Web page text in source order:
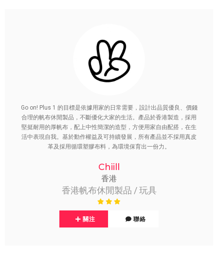
Go on! Plus 1 的目標是依據用家的日常需要，設計出品質優良、價錢
合理的帆布休閒製品，不斷優化大家的生活。產品於香港製造，採用
堅挺耐用的厚帆布，配上中性簡潔的造型，方便用家自由配搭，在生
活中表現自我。基於動作權益及可持續發展，所有產品並不採用真皮
革及採用循環塑膠布料，為環境保育出一份力。
Chiill
香港
香港帆布休閒製品 / 玩具
關注 聯絡